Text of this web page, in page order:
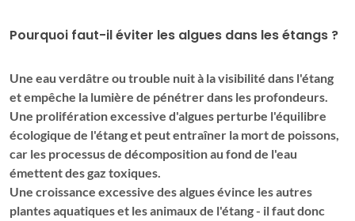
Pourquoi faut-il éviter les algues dans les étangs ?
Une eau verdâtre ou trouble nuit à la visibilité dans l'étang
et empêche la lumière de pénétrer dans les profondeurs.
Une prolifération excessive d'algues perturbe l'équilibre
écologique de l'étang et peut entraîner la mort de poissons,
car les processus de décomposition au fond de l'eau
émettent des gaz toxiques.
Une croissance excessive des algues évince les autres
plantes aquatiques et les animaux de l'étang - il faut donc